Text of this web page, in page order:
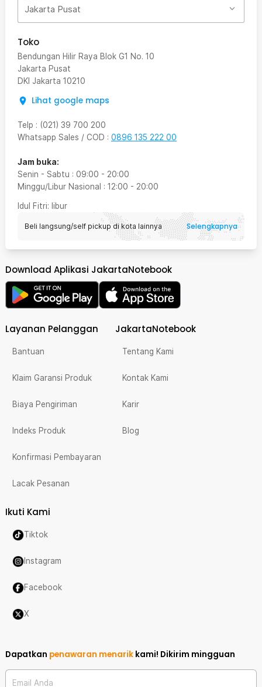
Jakarta Pusat
Toko
Bendungan Hilir Raya Blok G1 No. 10
Jakarta Pusat
DKI Jakarta 10210
Lihat google maps
Telp : (021) 39 700 200
Whatsapp Sales / COD : 0896 135 222 00
Jam buka:
Senin - Sabtu : 09:00 - 20:00
Minggu/Libur Nasional : 12:00 - 20:00
Idul Fitri: libur
Beli langsung/self pickup di kota lainnya Selengkapnya
Download Aplikasi JakartaNotebook
Layanan Pelanggan
Bantuan
Klaim Garansi Produk
Biaya Pengiriman
Indeks Produk
Konfirmasi Pembayaran
Lacak Pesanan
JakartaNotebook
Tentang Kami
Kontak Kami
Karir
Blog
Ikuti Kami
Tiktok
Instagram
Facebook
X
Dapatkan penawaran menarik kami! Dikirim mingguan
Email Anda